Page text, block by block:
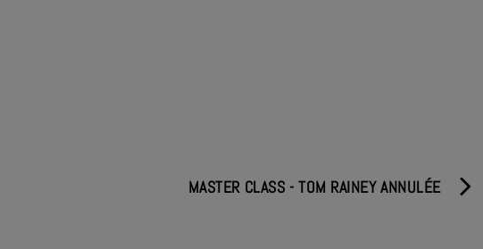
MASTER CLASS - TOM RAINEY ANNULÉE